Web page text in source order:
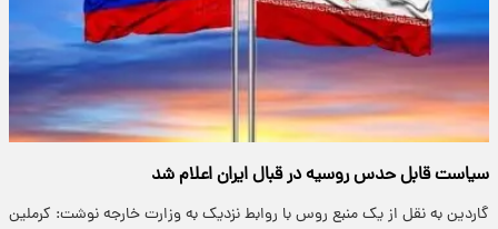
سیاست قابل حدس روسیه در قبال ایران اعلام شد
گاردین به نقل از یک منبع روس با روابط نزدیک به وزارت خارجه نوشت: کرملین